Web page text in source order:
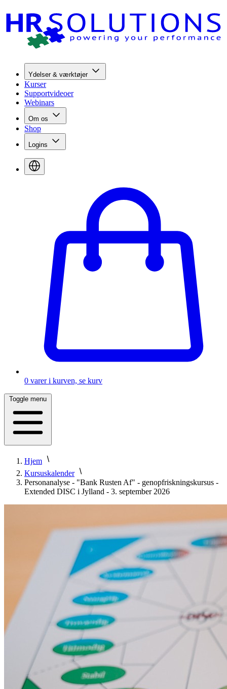
Ydelser & værktøjer
Kurser
Supportvideoer
Webinars
Om os
Shop
Logins
0 varer i kurven, se kurv
Toggle menu
Hjem
Kursuskalender
Personanalyse - "Bank Rusten Af" - genopfriskningskursus -
Extended DISC i Jylland - 3. september 2026